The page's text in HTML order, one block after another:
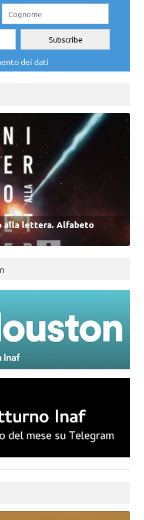
dei dati
alla lettera. Alfabeto